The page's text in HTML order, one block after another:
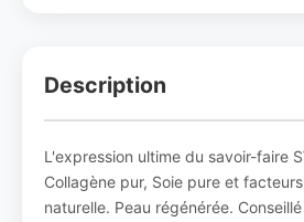
Description
L'expression ultime du savoir-faire
Collagène pur, Soie pure et
naturelle. Peau régénérée.